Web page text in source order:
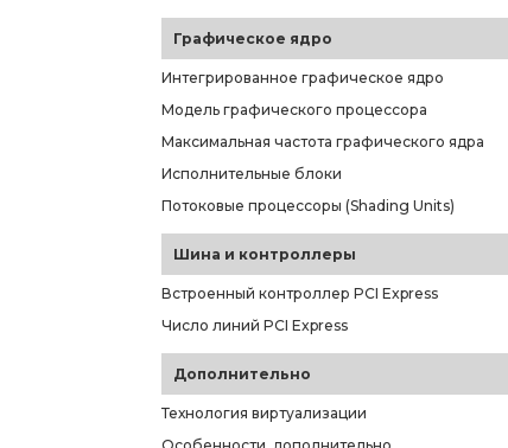
Графическое ядро
Интегрированное графическое ядро
Модель графического процессора
Максимальная частота графического ядра
Исполнительные блоки
Потоковые процессоры (Shading Units)
Шина и контроллеры
Встроенный контроллер PCI Express
Число линий PCI Express
Дополнительно
Технология виртуализации